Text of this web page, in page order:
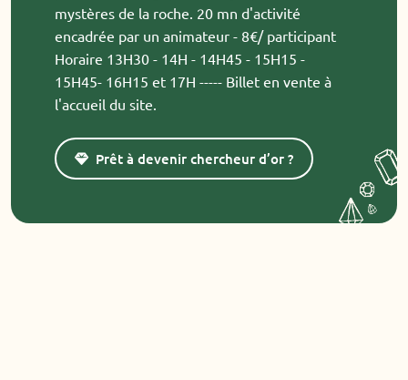
mystères de la roche. 20 mn d'activité
encadrée par un animateur - 8€/ participant
Horaire 13H30 - 14H - 14H45 - 15H15 -
15H45- 16H15 et 17H ----- Billet en vente à
l'accueil du site.
Prêt à devenir chercheur d’or ?